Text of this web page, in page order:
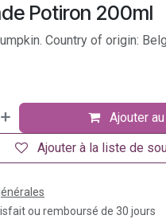
Potiron 200ml
Country of origin:
Ajouter
Ajouter à la liste de
ou remboursé de 30 jours